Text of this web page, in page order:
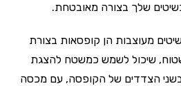
שלך בצורה מאובטחת.
מעוצבות הן קופסאות בצורת
שטוח, שיכול לשמש כמשטח להצגת
הצדדים של הקופסה, עם מכסה